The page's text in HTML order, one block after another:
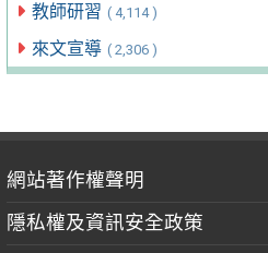
教師研習 ( 4,114 )
來文宣導 ( 2,306 )
網站著作權聲明
隱私權及資訊安全政策